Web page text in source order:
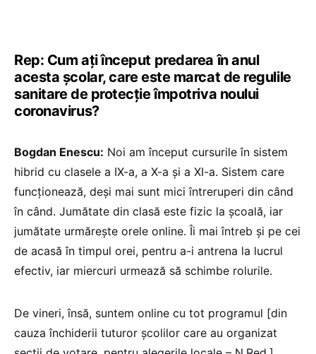
Rep: Cum ați început predarea în anul
acesta școlar, care este marcat de regulile
sanitare de protecție împotriva noului
coronavirus?
Bogdan Enescu: Noi am început cursurile în sistem
hibrid cu clasele a IX-a, a X-a și a XI-a. Sistem care
funcționează, deși mai sunt mici întreruperi din când
în când. Jumătate din clasă este fizic la școală, iar
jumătate urmărește orele online. Îi mai întreb și pe cei
de acasă în timpul orei, pentru a-i antrena la lucrul
efectiv, iar miercuri urmează să schimbe rolurile.
De vineri, însă, suntem online cu tot programul [din
cauza închiderii tuturor școlilor care au organizat